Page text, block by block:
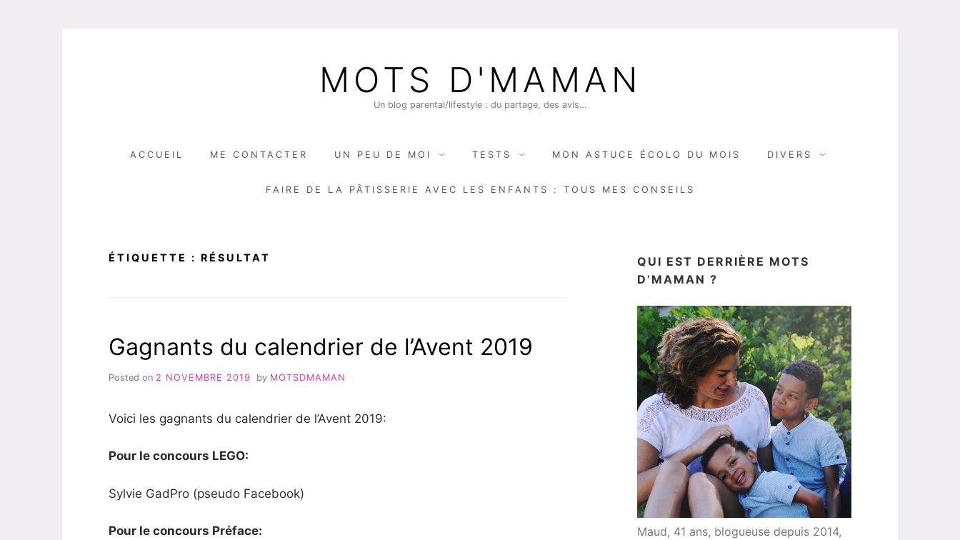
MOTS D'MAMAN
Un blog parental/lifestyle : du partage, des avis…
ACCUEIL ME CONTACTER UN PEU DE MOI TESTS MON ASTUCE ÉCOLO DU MOIS DIVERS
FAIRE DE LA PÂTISSERIE AVEC LES ENFANTS : TOUS MES CONSEILS
ÉTIQUETTE : RÉSULTAT
Gagnants du calendrier de l’Avent 2019
Posted on 2 NOVEMBRE 2019 by MOTSDMAMAN
Voici les gagnants du calendrier de l’Avent 2019:
Pour le concours LEGO:
Sylvie GadPro (pseudo Facebook)
Pour le concours Préface:
QUI EST DERRIÈRE MOTS
D’MAMAN ?
Maud, 41 ans, blogueuse depuis 2014,